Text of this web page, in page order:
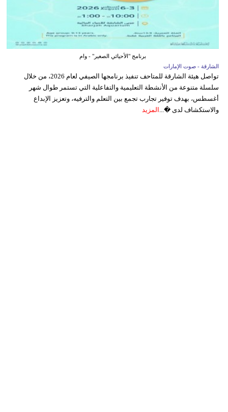
برنامج "الأحيائي الصغير" - وام
الشارقة - صوت الإمارات
تواصل هيئة الشارقة للمتاحف تنفيذ برنامجها الصيفي لعام 2026، من خلال
سلسلة متنوعة من الأنشطة التعليمية والتفاعلية التي تستمر طوال شهر
أغسطس، بهدف توفير تجارب تجمع بين التعلم والترفيه، وتعزيز الإبداع
والاستكشاف لدى �... المزيد